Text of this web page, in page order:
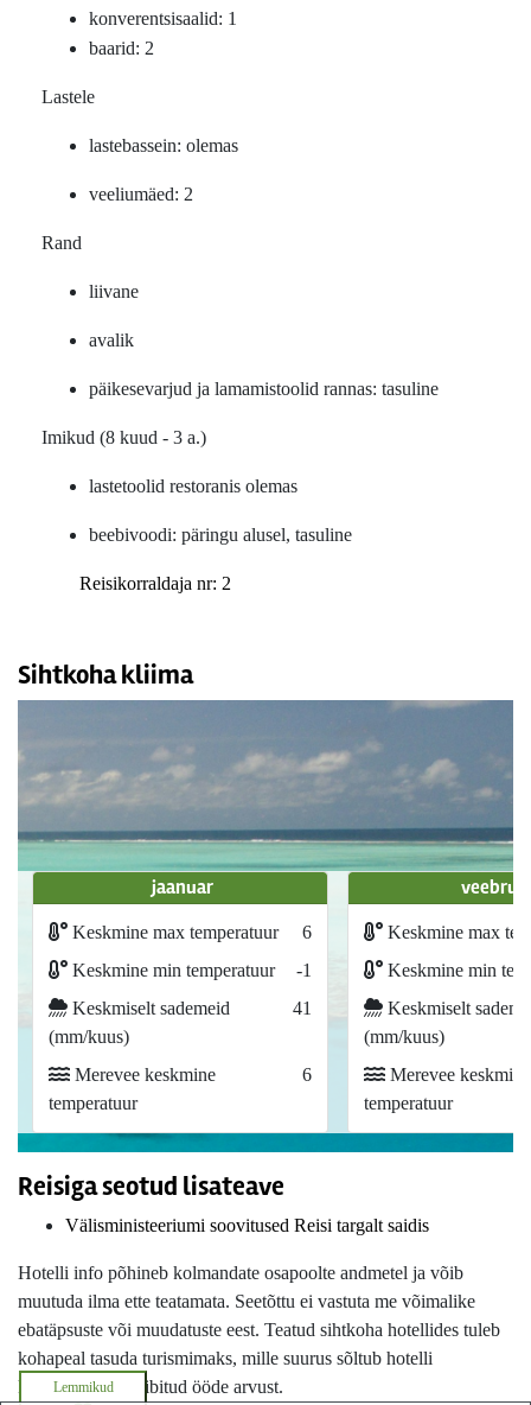
konverentsisaalid: 1
baarid: 2
Lastele
lastebassein: olemas
veeliumäed: 2
Rand
liivane
avalik
päikesevarjud ja lamamistoolid rannas: tasuline
Imikud (8 kuud - 3 a.)
lastetoolid restoranis olemas
beebivoodi: päringu alusel, tasuline
Reisikorraldaja nr: 2
Sihtkoha kliima
jaanuar
Keskmine max temperatuur
6
Keskmine min temperatuur
-1
Keskmiselt sademeid
(mm/kuus)
41
Merevee keskmine
temperatuur
6
Keskmine max
Keskmine min
Keskmiselt
(mm/kuus)
Merevee keskmine
temperatuur
Reisiga seotud lisateave
Välisministeeriumi soovitused Reisi targalt saidis
Hotelli info põhineb kolmandate osapoolte andmetel ja võib
muutuda ilma ette teatamata. Seetõttu ei vastuta me võimalike
ebatäpsuste või muudatuste eest. Teatud sihtkoha hotellides tuleb
kohapeal tasuda turismimaks, mille suurus sõltub hotelli
kategooriast ja viibitud ööde arvust.
Lemmikud